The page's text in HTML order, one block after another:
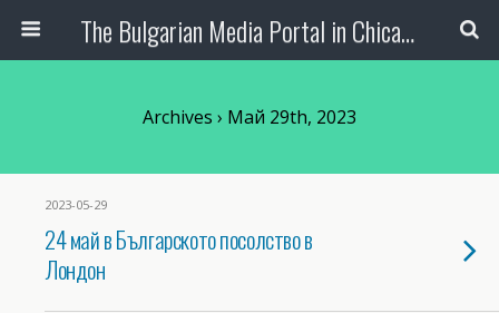
The Bulgarian Media Portal in Chicago
Archives › Май 29th, 2023
2023-05-29
24 май в Българското посолство в
Лондон